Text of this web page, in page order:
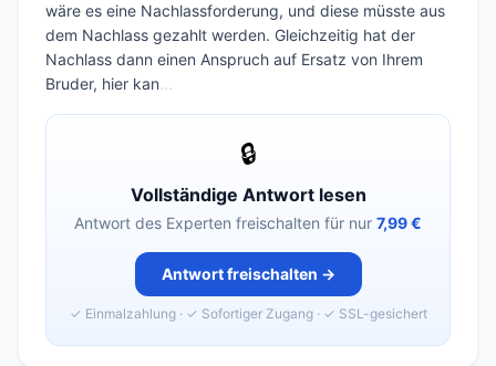
wäre es eine Nachlassforderung, und diese müsste aus
dem Nachlass gezahlt werden. Gleichzeitig hat der
Nachlass dann einen Anspruch auf Ersatz von Ihrem
Bruder, hier kan...
🔒
Vollständige Antwort lesen
Antwort des Experten freischalten für nur 7,99 €
Antwort freischalten →
✓ Einmalzahlung · ✓ Sofortiger Zugang · ✓ SSL-gesichert